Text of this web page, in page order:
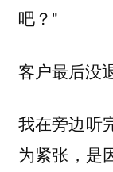
吧？"
客户最后没
我在旁边听
为紧张，